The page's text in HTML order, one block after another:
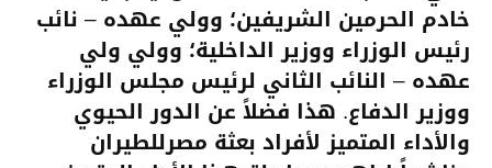
خادم الحرمين الشريفين؛ وولي عهده – نائب
رئيس الوزراء ووزير الداخلية؛ وولي ولي
عهده – النائب الثاني لرئيس مجلس الوزراء
ووزير الدفاع. هذا فضلاً عن الدور الحيوي
والأداء المتميز لأفراد بعثة مصرللطيران